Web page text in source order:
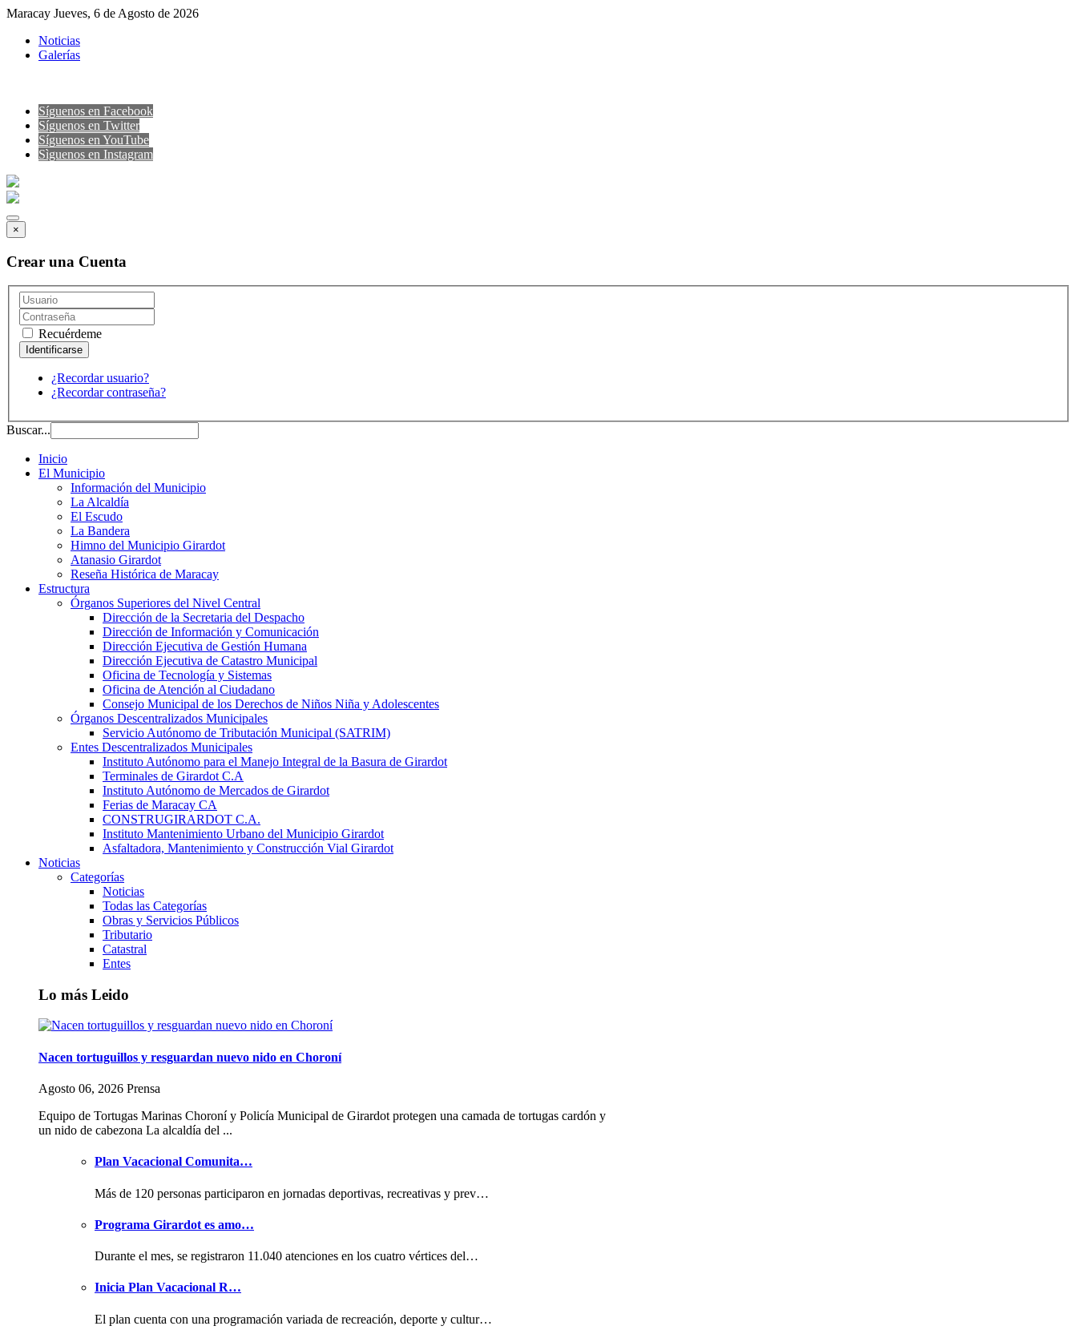
Maracay Jueves, 6 de Agosto de 2026
Noticias
Galerías
Síguenos en Facebook
Síguenos en Twitter
Síguenos en YouTube
Sìguenos en Instagram
×
Crear una Cuenta
Recuérdeme
¿Recordar usuario?
¿Recordar contraseña?
Buscar...
Inicio
El Municipio
Información del Municipio
La Alcaldía
El Escudo
La Bandera
Himno del Municipio Girardot
Atanasio Girardot
Reseña Histórica de Maracay
Estructura
Órganos Superiores del Nivel Central
Dirección de la Secretaria del Despacho
Dirección de Información y Comunicación
Dirección Ejecutiva de Gestión Humana
Dirección Ejecutiva de Catastro Municipal
Oficina de Tecnología y Sistemas
Oficina de Atención al Ciudadano
Consejo Municipal de los Derechos de Niños Niña y Adolescentes
Órganos Descentralizados Municipales
Servicio Autónomo de Tributación Municipal (SATRIM)
Entes Descentralizados Municipales
Instituto Autónomo para el Manejo Integral de la Basura de Girardot
Terminales de Girardot C.A
Instituto Autónomo de Mercados de Girardot
Ferias de Maracay CA
CONSTRUGIRARDOT C.A.
Instituto Mantenimiento Urbano del Municipio Girardot
Asfaltadora, Mantenimiento y Construcción Vial Girardot
Noticias
Categorías
Noticias
Todas las Categorías
Obras y Servicios Públicos
Tributario
Catastral
Entes
Lo más Leido
Nacen tortuguillos y resguardan nuevo nido en Choroní
Agosto 06, 2026 Prensa
Equipo de Tortugas Marinas Choroní y Policía Municipal de Girardot protegen una camada de tortugas cardón y
un nido de cabezona La alcaldía del ...
Plan Vacacional Comunita…
Más de 120 personas participaron en jornadas deportivas, recreativas y prev…
Programa Girardot es amo…
Durante el mes, se registraron 11.040 atenciones en los cuatro vértices del…
Inicia Plan Vacacional R…
El plan cuenta con una programación variada de recreación, deporte y cultur…